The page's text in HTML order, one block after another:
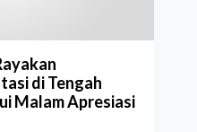
di Tengah
Malam Apresiasi